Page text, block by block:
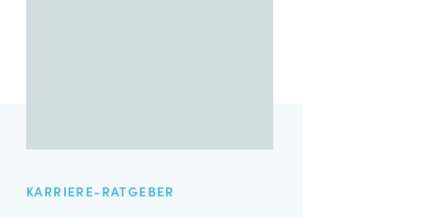
KARRIERE-RATGEBER